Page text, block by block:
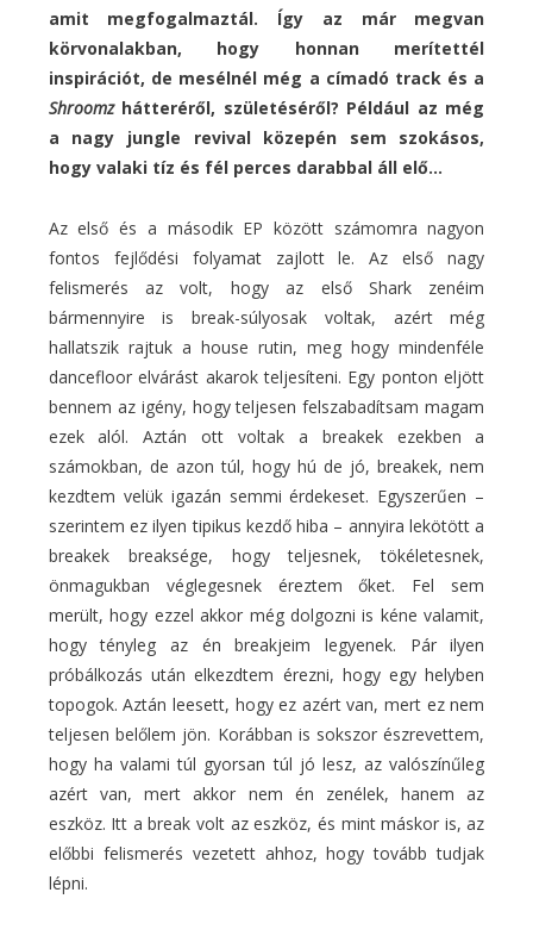
amit megfogalmaztál. Így az már megvan
körvonalakban, hogy honnan merítettél
inspirációt, de mesélnél még a címadó track és a
Shroomzhátteréről, születéséről? Például az még
a nagy jungle revival közepén sem szokásos,
hogy valaki tíz és fél perces darabbal áll elő…
Az első és a második EP között számomra nagyon
fontos fejlődési folyamat zajlott le. Az első nagy
felismerés az volt, hogy az első Shark zenéim
bármennyire is break-súlyosak voltak, azért még
hallatszik rajtuk a house rutin, meg hogy mindenféle
dancefloor elvárást akarok teljesíteni. Egy ponton eljött
bennem az igény, hogy teljesen felszabadítsam magam
ezek alól. Aztán ott voltak a breakek ezekben a
számokban, de azon túl, hogy hú de jó, breakek, nem
kezdtem velük igazán semmi érdekeset. Egyszerűen –
szerintem ez ilyen tipikus kezdő hiba – annyira lekötött a
breakek breaksége, hogy teljesnek, tökéletesnek,
önmagukban véglegesnek éreztem őket. Fel sem
merült, hogy ezzel akkor még dolgozni is kéne valamit,
hogy tényleg az én breakjeim legyenek. Pár ilyen
próbálkozás után elkezdtem érezni, hogy egy helyben
topogok. Aztán leesett, hogy ez azért van, mert ez nem
teljesen belőlem jön. Korábban is sokszor észrevettem,
hogy ha valami túl gyorsan túl jó lesz, az valószínűleg
azért van, mert akkor nem én zenélek, hanem az
eszköz. Itt a break volt az eszköz, és mint máskor is, az
előbbi felismerés vezetett ahhoz, hogy tovább tudjak
lépni.